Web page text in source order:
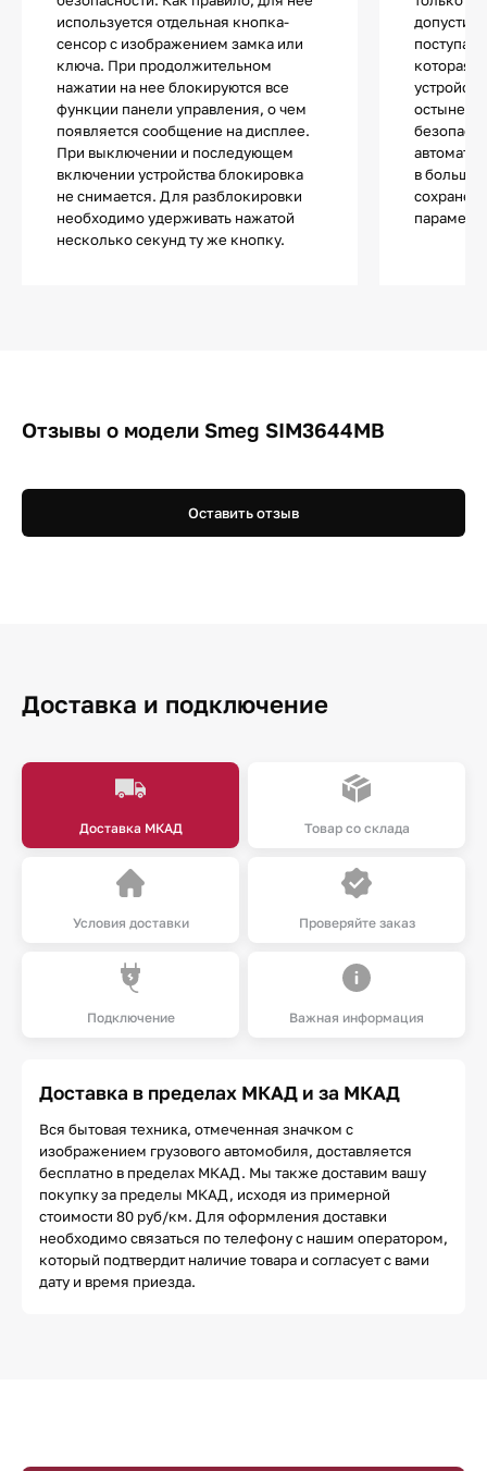
используется отдельная кнопка-
сенсор с изображением замка или
ключа. При продолжительном
нажатии на нее блокируются все
функции панели управления, о чем
появляется сообщение на дисплее.
При выключении и последующем
включении устройства блокировка
не снимается. Для разблокировки
необходимо удерживать нажатой
несколько секунд ту же кнопку.
которая
остынет
в
Отзывы о модели Smeg SIM3644MB
Оставить отзыв
Доставка и подключение
Доставка МКАД Товар со склада
Условия доставки Проверяйте заказ
Подключение Важная информация
Доставка в пределах МКАД и за МКАД
Вся бытовая техника, отмеченная значком с
изображением грузового автомобиля, доставляется
бесплатно в пределах МКАД. Мы также доставим вашу
покупку за пределы МКАД, исходя из примерной
стоимости 80 руб/км. Для оформления доставки
необходимо связаться по телефону с нашим оператором,
который подтвердит наличие товара и согласует с вами
дату и время приезда.